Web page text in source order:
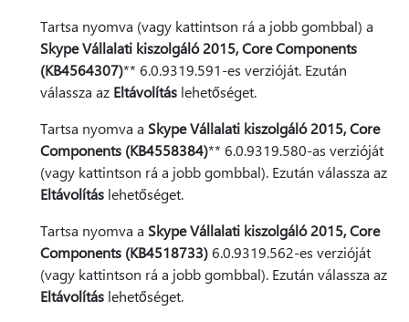
Tartsa nyomva (vagy kattintson rá a jobb gombbal) a
Skype Vállalati kiszolgáló 2015, Core Components
(KB4564307)** 6.0.9319.591-es verzióját. Ezután
válassza az Eltávolítás lehetőséget.
Tartsa nyomva a Skype Vállalati kiszolgáló 2015, Core
Components (KB4558384)** 6.0.9319.580-as verzióját
(vagy kattintson rá a jobb gombbal). Ezután válassza az
Eltávolítás lehetőséget.
Tartsa nyomva a Skype Vállalati kiszolgáló 2015, Core
Components (KB4518733) 6.0.9319.562-es verzióját
(vagy kattintson rá a jobb gombbal). Ezután válassza az
Eltávolítás lehetőséget.